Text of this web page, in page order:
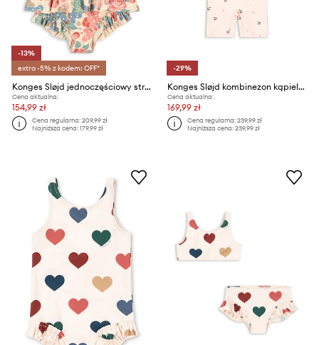
-13%
extra -5% z kodem: OFF*
Konges Sløjd jednoczęściowy strój kąpielowy dziecięcy MANUCA FRILL SWIMSUIT GRS
Cena aktualna:
154,99 zł
Cena regularna:209,99 zł
Najniższa cena:179,99 zł
-29%
Konges Sløjd kombinezon kąpielowy dziecięcy MERLE SWIM ONESIE GRS
Cena aktualna:
169,99 zł
Cena regularna:239,99 zł
Najniższa cena:239,99 zł